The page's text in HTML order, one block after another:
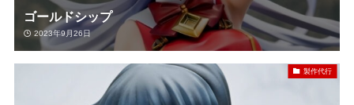
ゴールドシップ
2023年9月26日
製作代行